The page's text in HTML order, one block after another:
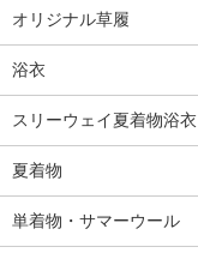
オリジナル草履
浴衣
スリーウェイ夏着物浴衣
夏着物
単着物・サマーウール